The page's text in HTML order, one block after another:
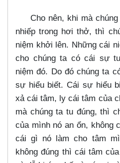
Cho nên, khi mà
nhiếp trong hơi thở, thì
niệm khởi lên. Những cái
cho chúng ta có cái sự
niệm đó. Do đó chúng ta
sự hiểu biết. Cái sự hiểu
xả cái tâm, ly cái tâm của
mà chúng ta tu đúng, thì
của mình nó an ổn, không
cái gì nó làm cho tâm
không đúng thì cái tâm